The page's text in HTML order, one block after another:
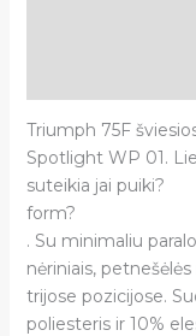
Triumph 75F
Spotlight WP 01.
suteikia jai puiki?
form?
. Su minimaliu
nėriniais,
trijose pozicijose.
poliesteris ir 10%